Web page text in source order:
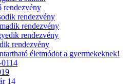
rendezvény
rendezvény
rendezvény
rendezvény
rendezvény
életmódot a gyermekeknek!
14